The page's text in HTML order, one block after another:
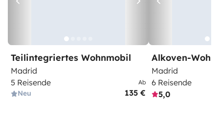
Teilintegriertes Wohnmobil
Madrid
5 Reisende
Neu
Ab
135 €
Alkoven-
Madrid
6 Reisende
5,0